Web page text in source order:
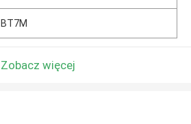
BT7M
Zobacz więcej